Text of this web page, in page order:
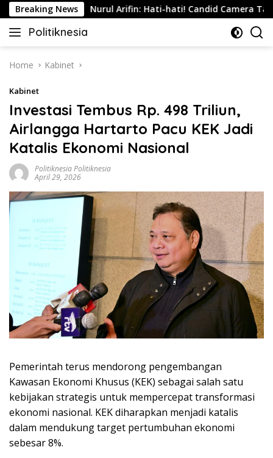
Skip
to
content
Breaking NewsNurul Arifin: Hati-hati! Candid Camera Tanpa
Politiknesia
Politiknesia.com
Home Kabinet
Kabinet
Investasi Tembus Rp. 498 Triliun,
Airlangga Hartarto Pacu KEK Jadi
Katalis Ekonomi Nasional
Politiknesia Politiknesia
April 29, 2026
Pemerintah terus mendorong pengembangan
Kawasan Ekonomi Khusus (KEK) sebagai salah satu
kebijakan strategis untuk mempercepat transformasi
ekonomi nasional. KEK diharapkan menjadi katalis
dalam mendukung target pertumbuhan ekonomi
sebesar 8%.